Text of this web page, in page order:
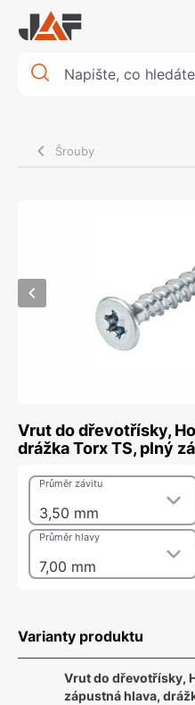
Šrouby
Vrut do dřevotřísky,
drážka Torx TS, plný
3,50 mm
Průměr závitu
7,00 mm
Průměr hlavy
Varianty produktu
Vrut do dřevotřísky,
zápustná hlava,